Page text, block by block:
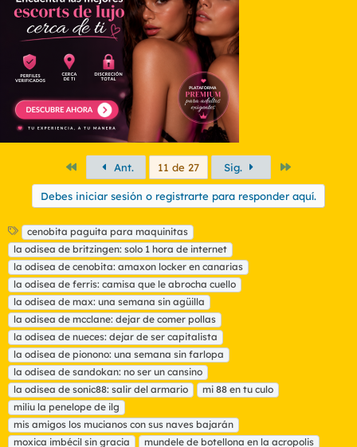
PrimeroAnt. 11 de 27 Sig.
Debes iniciar sesión o registrarte para responder aquí.
E
t
i
q
u
e
t
a
s
cenobita paguita para maquinitas
la odisea de britzingen: solo 1 hora de internet
la odisea de cenobita: amaxon locker en canarias
la odisea de ferris: camisa que le abrocha cuello
la odisea de max: una semana sin agüilla
la odisea de mcclane: dejar de comer pollas
la odisea de nueces: dejar de ser capitalista
la odisea de pionono: una semana sin farlopa
la odisea de sandokan: no ser un cansino
la odisea de sonic88: salir del armario
mi 88 en tu culo
miliu la penelope de ilg
mis amigos los mucianos con sus naves bajarán
moxica imbécil sin gracia
mundele de botellona en la acropolis